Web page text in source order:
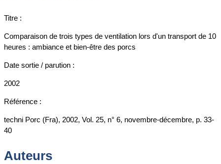
Titre :
Comparaison de trois types de ventilation lors d'un transport de 10
heures : ambiance et bien-être des porcs
Date sortie / parution :
2002
Référence :
techni Porc (Fra), 2002, Vol. 25, n° 6, novembre-décembre, p. 33-
40
Auteurs